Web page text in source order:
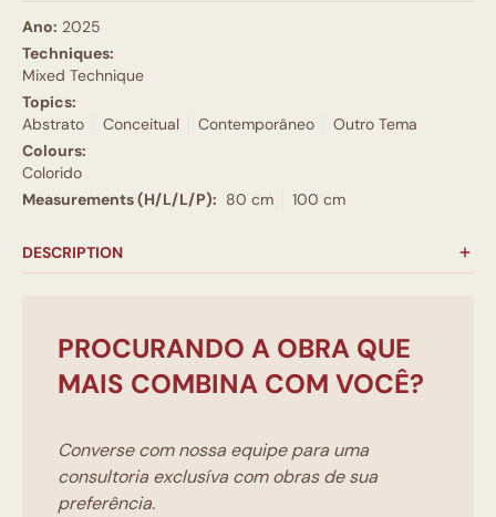
Ano: 2025
Techniques:
Mixed Technique
Topics:
Abstrato
Conceitual Contemporâneo
Outro Tema
Colours:
Colorido
Measurements (H/L/L/P): 80 cm 100 cm
DESCRIPTION
PROCURANDO A OBRA QUE
MAIS COMBINA COM VOCÊ?
Converse com nossa equipe para uma
consultoria exclusíva com obras de sua
preferência.